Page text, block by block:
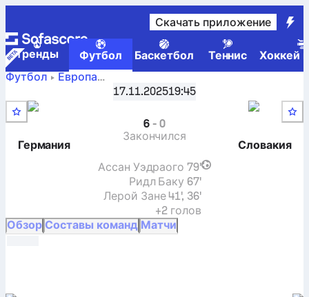
Скачать приложение
Tренды Футбол Баскетбол Теннис
Хоккей
Футбол
Европа
Квалификация Кубка мира, УЕФА A
Германия
: текущий результат, результаты
H2H-игр, таблицы и прогнозы
17.11.202519:45
Германия
6-0
Закончился
Словакия
Ассан Уэдраого 79'
Ридл Баку 67'
Лерой Зане 41', 36'
+2 голов
Обзор Составы команд Матчи